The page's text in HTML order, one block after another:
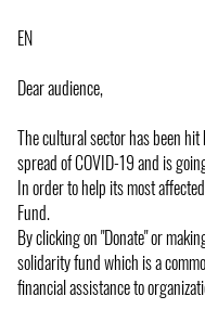
EN
Dear audience,
The cultural sector has been
spread of COVID-19 and is
In order to help its most
Fund.
By clicking on "Donate" or
solidarity fund which is a
financial assistance to